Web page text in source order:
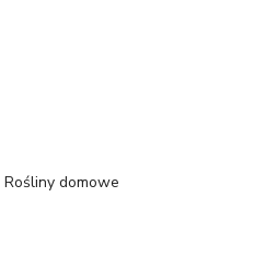
Rośliny domowe